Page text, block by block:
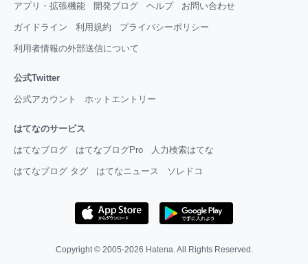
アプリ・拡張機能 開発ブログ ヘルプ お問い合わせ
ガイドライン 利用規約 プライバシーポリシー
利用者情報の外部送信について
公式Twitter
公式アカウント ホットエントリー
はてなのサービス
はてなブログ はてなブログPro 人力検索はてな
はてなブログ タグ はてなニュース ソレドコ
Copyright © 2005-2026 Hatena. All Rights Reserved.